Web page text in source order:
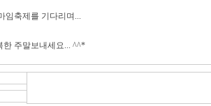
임축제를 기다리며...
한 주말보내세요... ^^*